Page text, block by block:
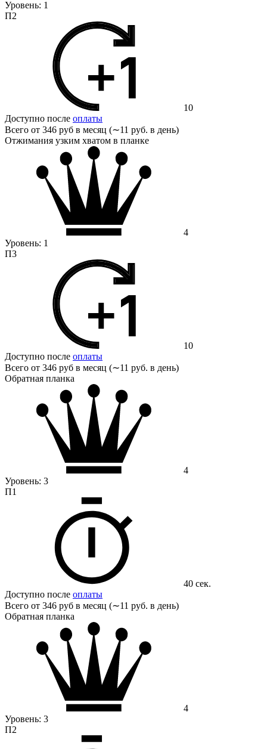
Уровень: 1
П2
10
Доступно после оплаты
Всего от 346 руб в месяц (∼11 руб. в день)
Отжимания узким хватом в планке
4
Уровень: 1
П3
10
Доступно после оплаты
Всего от 346 руб в месяц (∼11 руб. в день)
Обратная планка
4
Уровень: 3
П1
40 сек.
Доступно после оплаты
Всего от 346 руб в месяц (∼11 руб. в день)
Обратная планка
4
Уровень: 3
П2